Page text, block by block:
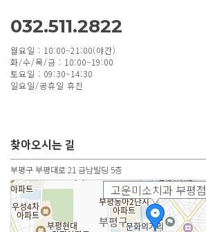
032.511.2822
월요일 : 10:00~21:00(야간)
화/수/목/금 : 10:00~19:00
토요일 : 09:30~14:30
일요일/공휴일 휴진
찾아오시는 길
부평구 부평대로 21 금남빌딩 5층
고운미소치과 부평점